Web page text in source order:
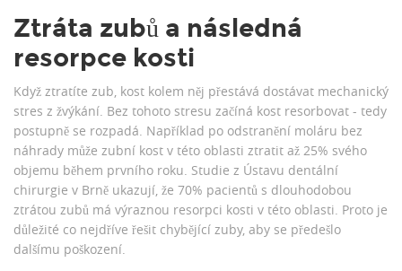
Ztráta zubů a následná
resorpce kosti
Když ztratíte zub, kost kolem něj přestává dostávat mechanický
stres z žvýkání. Bez tohoto stresu začíná kost resorbovat - tedy
postupně se rozpadá. Například po odstranění moláru bez
náhrady může zubní kost v této oblasti ztratit až 25% svého
objemu během prvního roku. Studie z Ústavu dentální
chirurgie v Brně ukazují, že 70% pacientů s dlouhodobou
ztrátou zubů má výraznou resorpci kosti v této oblasti. Proto je
důležité co nejdříve řešit chybějící zuby, aby se předešlo
dalšímu poškození.